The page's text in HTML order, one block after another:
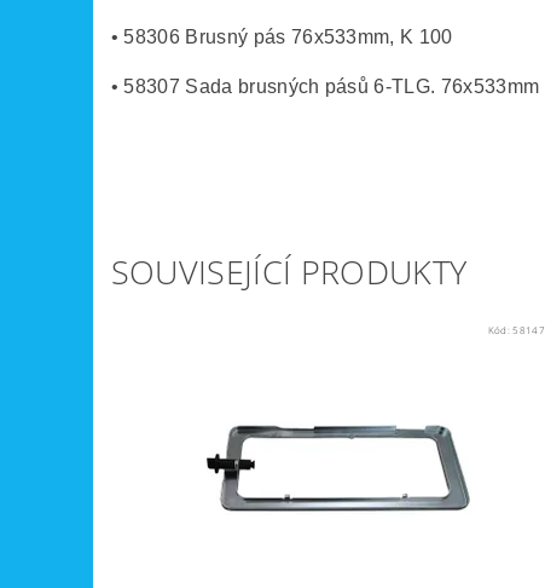
• 58306 Brusný pás 76x533mm, K 100
• 58307 Sada brusných pásů 6-TLG. 76x533mm
SOUVISEJÍCÍ PRODUKTY
Kód:58147